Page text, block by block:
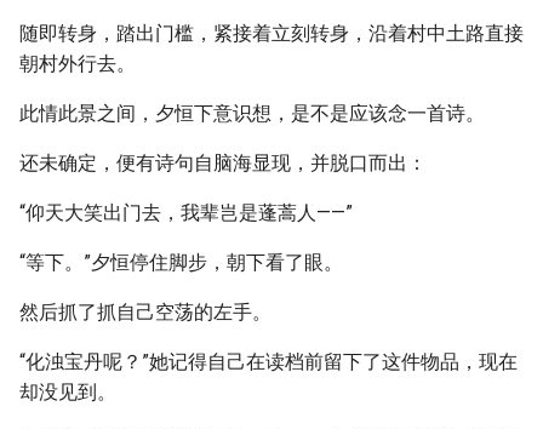
随即转身，踏出门槛，紧接着立刻转身，沿着村中土路直接
朝村外行去。
此情此景之间，夕恒下意识想，是不是应该念一首诗。
还未确定，便有诗句自脑海显现，并脱口而出：
“仰天大笑出门去，我辈岂是蓬蒿人——”
“等下。”夕恒停住脚步，朝下看了眼。
然后抓了抓自己空荡的左手。
“化浊宝丹呢？”她记得自己在读档前留下了这件物品，现在
却没见到。